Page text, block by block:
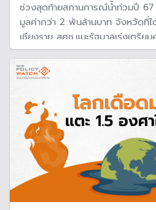
ช่วงสุดท้ายสภานการณ์น้ำท่วมปี 67
มูลค่ากว่า 2 พันล้านบาท จังหวัดที่
เชียงราย สศช.แนะรัฐบาลเร่งเตรีย
เปลี่ยนแปลงสภาพภูมิอากาศ ในเรื่
น้ำ เพิ่มประสิทธิภาพโครงสร้างพื้นฐา